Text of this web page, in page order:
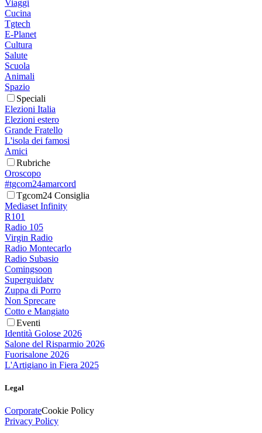
Viaggi
Cucina
Tgtech
E-Planet
Cultura
Salute
Scuola
Animali
Spazio
Speciali
Elezioni Italia
Elezioni estero
Grande Fratello
L'isola dei famosi
Amici
Rubriche
Oroscopo
#tgcom24amarcord
Tgcom24 Consiglia
Mediaset Infinity
R101
Radio 105
Virgin Radio
Radio Montecarlo
Radio Subasio
Comingsoon
Superguidatv
Zuppa di Porro
Non Sprecare
Cotto e Mangiato
Eventi
Identità Golose 2026
Salone del Risparmio 2026
Fuorisalone 2026
L'Artigiano in Fiera 2025
Legal
CorporateCookie Policy
Privacy Policy